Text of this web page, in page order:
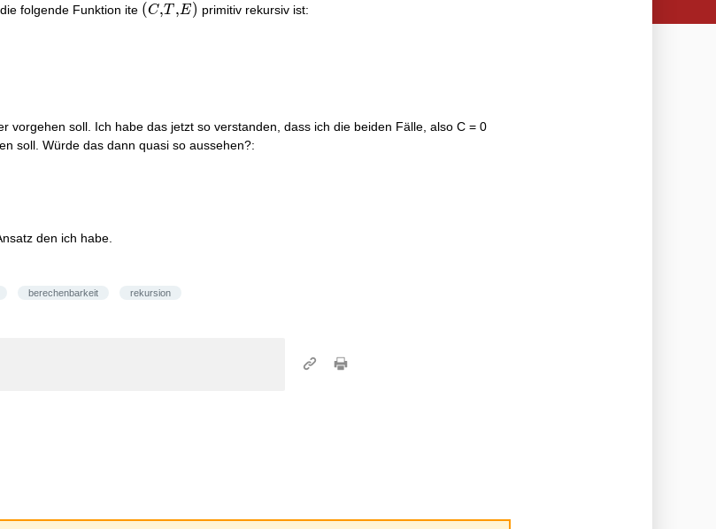
folgende Funktion ite (C,
(C,T ,E ) primitiv rekursiv ist:
vorgehen soll. Ich habe das jetzt so verstanden, dass ich die beiden Fälle, also C = 0
soll. Würde das dann quasi so aussehen?:
den ich habe.
berechenbarkeit rekursion